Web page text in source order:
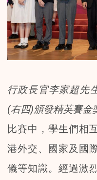
行政長官李家超先
(右四)頒發精英賽金
比賽中，學生們相
港外交、國家及國
儀等知識。經過激